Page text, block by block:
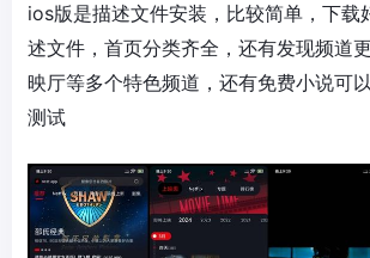
ios版是描述文件安装，比较简单，下载
述文件，首页分类齐全，还有发现频道
映厅等多个特色频道，还有免费小说可
测试